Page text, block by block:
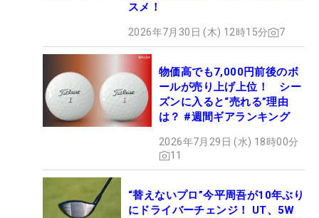
スメ！
2026年7月30日 (木) 12時15分 7
物価高でも7,000円前後のボ
ールが売り上げ上位！ シー
ズンに入ると“売れる”理由
は？ #週間ギアランキング
2026年7月29日 (水) 18時00分
11
“替えないプロ”今平周吾が10年ぶり
にドライバーチェンジ！ UT、5W